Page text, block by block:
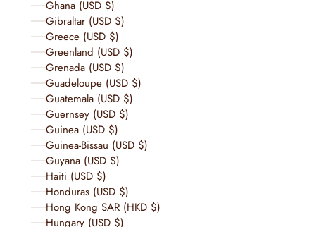
Ghana (USD $)
Gibraltar (USD $)
Greece (USD $)
Greenland (USD $)
Grenada (USD $)
Guadeloupe (USD $)
Guatemala (USD $)
Guernsey (USD $)
Guinea (USD $)
Guinea-Bissau (USD $)
Guyana (USD $)
Haiti (USD $)
Honduras (USD $)
Hong Kong SAR (HKD $)
Hungary (USD $)